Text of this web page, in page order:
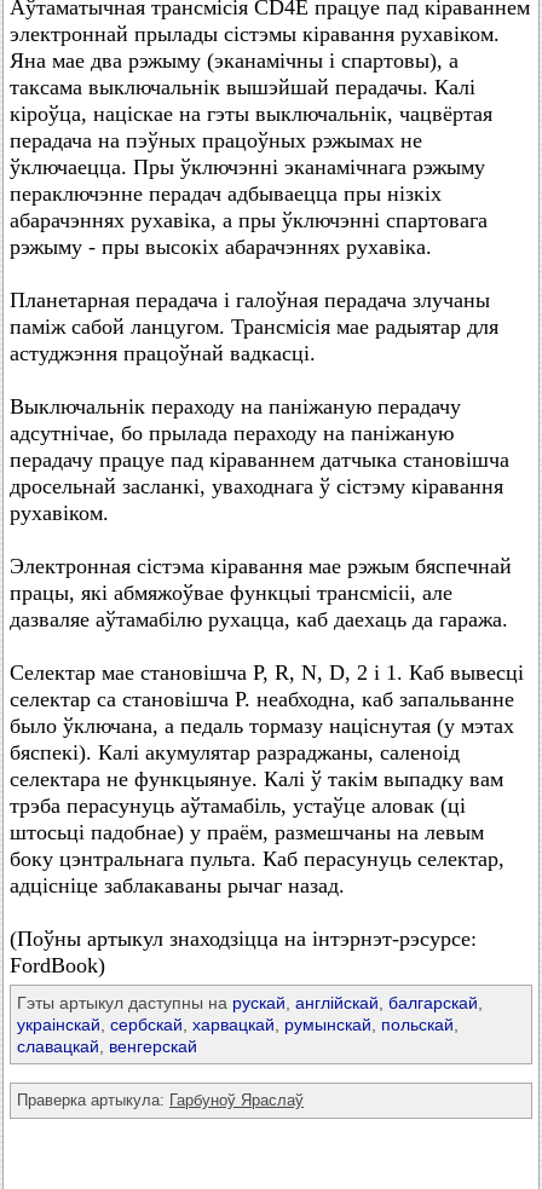
Аўтаматычная трансмісія CD4E працуе пад кіраваннем
электроннай прылады сістэмы кіравання рухавіком.
Яна мае два рэжыму (эканамічны і спартовы), а
таксама выключальнік вышэйшай перадачы. Калі
кіроўца, націскае на гэты выключальнік, чацвёртая
перадача на пэўных працоўных рэжымах не
ўключаецца. Пры ўключэнні эканамічнага рэжыму
пераключэнне перадач адбываецца пры нізкіх
абарачэннях рухавіка, а пры ўключэнні спартовага
рэжыму - пры высокіх абарачэннях рухавіка.
Планетарная перадача і галоўная перадача злучаны
паміж сабой ланцугом. Трансмісія мае радыятар для
астуджэння працоўнай вадкасці.
Выключальнік пераходу на паніжаную перадачу
адсутнічае, бо прылада пераходу на паніжаную
перадачу працуе пад кіраваннем датчыка становішча
дросельнай засланкі, уваходнага ў сістэму кіравання
рухавіком.
Электронная сістэма кіравання мае рэжым бяспечнай
працы, які абмяжоўвае функцыі трансмісіі, але
дазваляе аўтамабілю рухацца, каб даехаць да гаража.
Селектар мае становішча Р, R, N, D, 2 і 1. Каб вывесці
селектар са становішча Р. неабходна, каб запальванне
было ўключана, а педаль тормазу націснутая (у мэтах
бяспекі). Калі акумулятар разраджаны, саленоід
селектара не функцыянуе. Калі ў такім выпадку вам
трэба перасунуць аўтамабіль, устаўце аловак (ці
штосьці падобнае) у праём, размешчаны на левым
боку цэнтральнага пульта. Каб перасунуць селектар,
адцісніце заблакаваны рычаг назад.
(Поўны артыкул знаходзіцца на інтэрнэт-рэсурсе:
FordBook)
Гэты артыкул даступны на рускай англійскай балгарскай
украінскай сербскай харвацкай румынскай польскай
славацкай
венгерскай
Праверка артыкула: Гарбуноў Яраслаў